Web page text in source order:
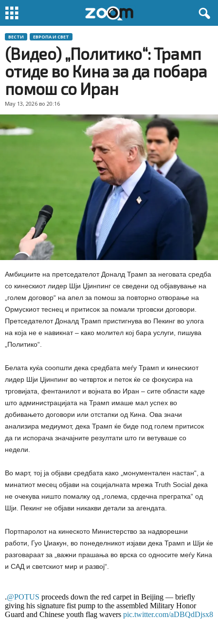
ВЕСТИ ЕВРОПА И СВЕТ
(Видео) „Политико“: Трамп
отиде во Кина за да побара
помош со Иран
May 13, 2026 во 20:16
Амбициите на претседателот Доналд Трамп за неговата средба
со кинескиот лидер Шји Џјинпинг се сведени од објавување на
„голем договор“ на апел за помош за повторно отворање на
Ормускиот теснец и притисок за помали трговски договори.
Претседателот Доналд Трамп пристигнува во Пекинг во улога
на која не е навикнат – како молител кој бара услуги, пишува
„Политико“.
Белата куќа соопшти дека средбата меѓу Трамп и кинескиот
лидер Шји Џјинпинг во четврток и петок ќе се фокусира на
трговијата, фентанилот и војната во Иран – сите области каде
што администрацијата на Трамп имаше мал успех во
добивањето договори или отстапки од Кина. Ова значи
анализира медиумот, дека Трамп ќе биде под голем притисок
да ги испорача значајните резултати што ги ветуваше со
недели.
Во март, тој ја објави средбата како „монументален настан“, а
минатиот месец објави на социјалната мрежа Truth Social дека
не очекува ништо помалку од „голема, срдечна прегратка“ од
Шји. Пекинг не објави никакви детали за агендата.
Портпаролот на кинеското Министерство за надворешни
работи, Гуо Џиакун, во понеделникот изјави дека Трамп и Шји ќе
разговараат за „важни прашања во врска со односите меѓу Кина
и САД и светскиот мир и развој“.
.@POTUS proceeds down the red carpet in Beijing — briefly
giving his signature fist pump to the assembled Military Honor
Guard and Chinese youth flag wavers pic.twitter.com/aDBQdDjsx8